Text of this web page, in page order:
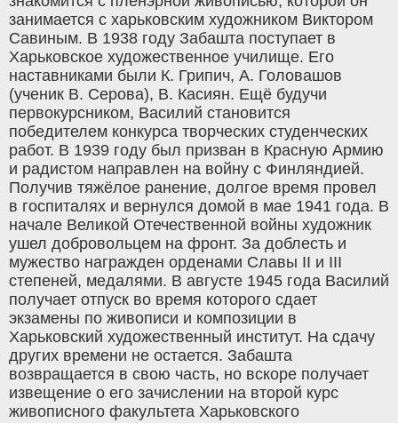
занимается с харьковским художником Виктором
Савиным. В 1938 году Забашта поступает в
Харьковское художественное училище. Его
наставниками были К. Грипич, А. Головашов
(ученик В. Серова), В. Касиян. Ещё будучи
первокурсником, Василий становится
победителем конкурса творческих студенческих
работ. В 1939 году был призван в Красную Армию
и радистом направлен на войну с Финляндией.
Получив тяжёлое ранение, долгое время провел
в госпиталях и вернулся домой в мае 1941 года. В
начале Великой Отечественной войны художник
ушел добровольцем на фронт. За доблесть и
мужество награжден орденами Славы II и III
степеней, медалями. В августе 1945 года Василий
получает отпуск во время которого сдает
экзамены по живописи и композиции в
Харьковский художественный институт. На сдачу
других времени не остается. Забашта
возвращается в свою часть, но вскоре получает
извещение о его зачислении на второй курс
живописного факультета Харьковского